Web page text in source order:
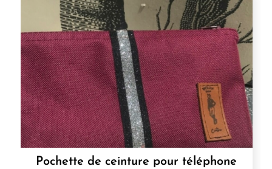
Pochette de ceinture pour téléphone